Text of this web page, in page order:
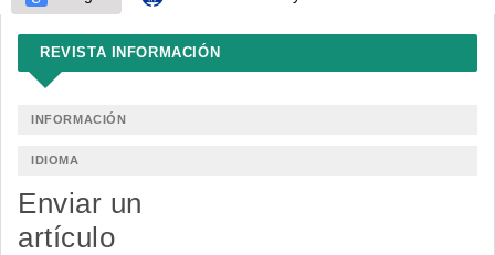
REVISTA INFORMACIÓN
INFORMACIÓN
IDIOMA
Enviar un
artículo